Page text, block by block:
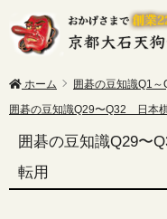
ホーム
囲碁の豆知識Q1
囲碁の豆知識Q29〜Q32 日
囲碁の豆知識Q29
転用